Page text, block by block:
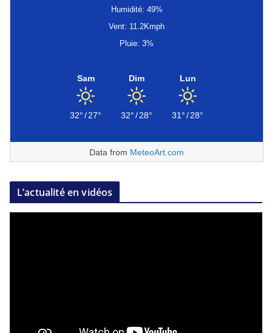
Humidité: 49%
Vent: 11.2Kmph
Pluie: 3%
Sam
32°/27°
Dim
32°/28°
Lun
31°/28°
Data from MeteoArt.com
L’actualité en vidéos